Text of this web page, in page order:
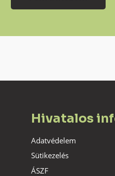
Hivatalos
Adatvédelem
Sütikezelés
ÁSZF